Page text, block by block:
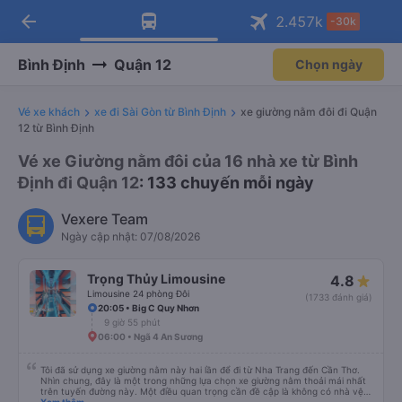
Tải app Vexere ngay!
Nhận ưu đãi thành viên độc
Mở app
Tải app Vexere
-30k/ghế khi đặt vé máy bay qua
Mở app
arrow_back 2.457k -30k
Bình Định Quận 12 Chọn ngày
Vé xe khách xe đi Sài Gòn từ Bình Định
xe giường nằm đôi đi Quận
12 từ Bình Định
Vé xe Giường nằm đôi của 16 nhà xe từ Bình
Định đi Quận 12: 133 chuyến mỗi ngày
Vexere Team
Ngày cập nhật: 07/08/2026
Trọng Thủy Limousine
Limousine 24 phòng Đôi
4.8
(1733 đánh giá)
20:05 • Big C Quy Nhơn
9 giờ 55 phút
06:00 • Ngã 4 An Sương
Tôi đã sử dụng xe giường nằm này hai lần để đi từ Nha Trang đến Cần Thơ.
Nhìn chung, đây là một trong những lựa chọn xe giường nằm thoải mái nhất
trên tuyến đường này. Một điều quan trọng cần đề cập là không có nhà vệ